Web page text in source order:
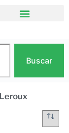
Buscar